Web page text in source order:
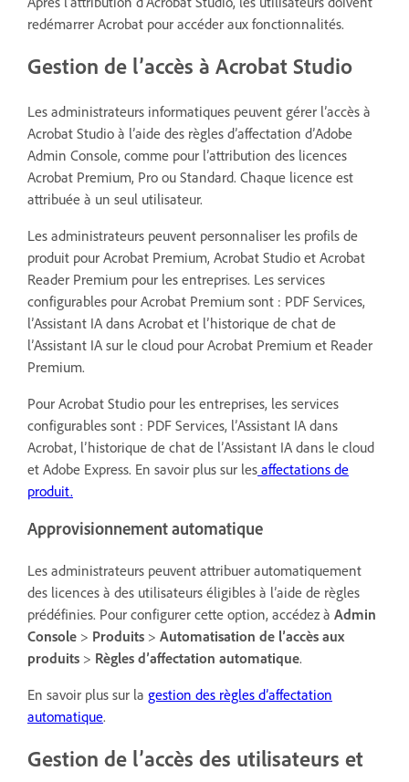
redémarrer Acrobat pour accéder aux fonctionnalités.
Gestion de l’accès à Acrobat Studio
Les administrateurs informatiques peuvent gérer l’accès à
Acrobat Studio à l’aide des règles d’affectation d’Adobe
Admin Console, comme pour l’attribution des licences
Acrobat Premium, Pro ou Standard. Chaque licence est
attribuée à un seul utilisateur.
Les administrateurs peuvent personnaliser les profils de
produit pour Acrobat Premium, Acrobat Studio et Acrobat
Reader Premium pour les entreprises. Les services
configurables pour Acrobat Premium sont : PDF Services,
l’Assistant IA dans Acrobat et l’historique de chat de
l’Assistant IA sur le cloud pour Acrobat Premium et Reader
Premium.
Pour Acrobat Studio pour les entreprises, les services
configurables sont : PDF Services, l’Assistant IA dans
Acrobat, l’historique de chat de l’Assistant IA dans le cloud
et Adobe Express. En savoir plus sur les affectations de
produit.
Approvisionnement automatique
Les administrateurs peuvent attribuer automatiquement
des licences à des utilisateurs éligibles à l’aide de règles
prédéfinies. Pour configurer cette option, accédez à Admin
Console > Produits > Automatisation de l’accès aux
produits > Règles d’affectation automatique.
En savoir plus sur la gestion des règles d’affectation
automatique.
Gestion de l’accès des utilisateurs et